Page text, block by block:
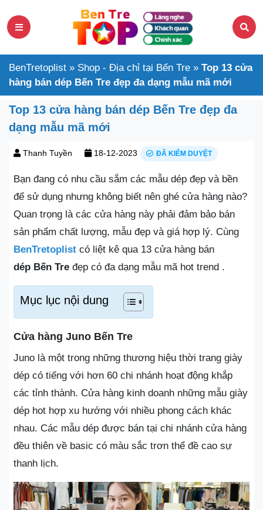
BenTretoplist » Shop - Địa chỉ tại Bến Tre » Top 13 cửa
hàng bán dép Bến Tre đẹp đa dạng mẫu mã mới
Top 13 cửa hàng bán dép Bến Tre đẹp đa
dạng mẫu mã mới
Thanh Tuyền 18-12-2023 ĐÃ KIỂM DUYỆT
Bạn đang có nhu cầu sắm các mẫu dép đẹp và bền
để sử dụng nhưng không biết nên ghé cửa hàng nào?
Quan trọng là các cửa hàng này phải đảm bảo bán
sản phẩm chất lượng, mẫu đẹp và giá hợp lý. Cùng
BenTretoplist có liệt kê qua 13 cửa hàng bán
dép Bến Tre đẹp có đa dạng mẫu mã hot trend .
Mục lục nội dung
Cửa hàng Juno Bến Tre
Juno là một trong những thương hiệu thời trang giày
dép có tiếng với hơn 60 chi nhánh hoạt động khắp
các tỉnh thành. Cửa hàng kinh doanh những mẫu giày
dép hot hợp xu hướng với nhiều phong cách khác
nhau. Các mẫu dép được bán tại chi nhánh cửa hàng
đều thiên về basic có màu sắc trơn thể đề cao sự
thanh lịch.